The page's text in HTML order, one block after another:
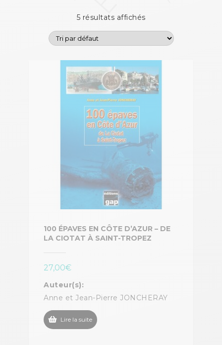
5 résultats affichés
100 ÉPAVES EN CÔTE D’AZUR – DE
LA CIOTAT À SAINT-TROPEZ
27,00€
Auteur(s):
Anne et Jean-Pierre JONCHERAY
Lire la suite